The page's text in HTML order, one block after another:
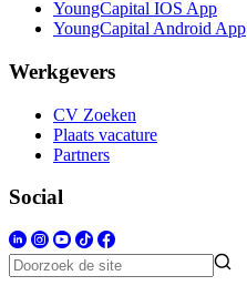
YoungCapital IOS App
YoungCapital Android App
Werkgevers
CV Zoeken
Plaats vacature
Partners
Social